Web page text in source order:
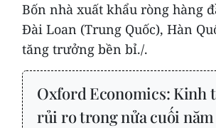
Bốn nhà xuất khẩu ròng hàng
Đài Loan (Trung Quốc), Hàn
tăng trưởng bền bỉ./.
Oxford Economics: Kinh
rủi ro trong nửa cuối năm